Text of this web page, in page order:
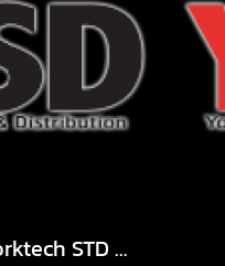
สวิงอาร์ม Worktech STD ทรงไข่ (Egg pipe)